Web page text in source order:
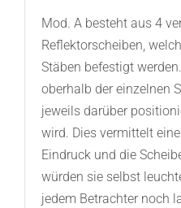
Mod. A besteht aus 4
Reflektorscheiben,
Stäben befestigt
oberhalb der einzelnen
jeweils darüber
wird. Dies vermittelt
Eindruck und die
würden sie selbst
jedem Betrachter noch